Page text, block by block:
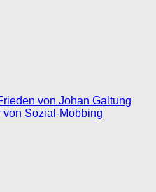
von Johan Galtung
von Sozial-Mobbing